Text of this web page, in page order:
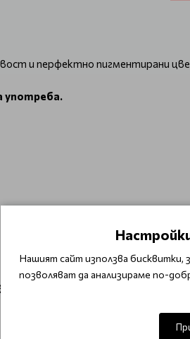
и перфектно пигментирани
употреба.
да се нанасят много тънки
Нашият сайт използва бисквитки,
позволяват да анализираме по-